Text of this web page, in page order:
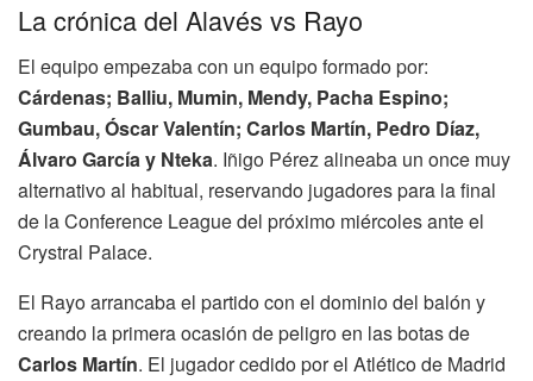
La crónica del Alavés vs Rayo
El equipo empezaba con un equipo formado por:
Cárdenas; Balliu, Mumin, Mendy, Pacha Espino;
Gumbau, Óscar Valentín; Carlos Martín, Pedro Díaz,
Álvaro García y Nteka. Iñigo Pérez alineaba un once muy
alternativo al habitual, reservando jugadores para la final
de la Conference League del próximo miércoles ante el
Crystral Palace.
El Rayo arrancaba el partido con el dominio del balón y
creando la primera ocasión de peligro en las botas de
Carlos Martín. El jugador cedido por el Atlético de Madrid